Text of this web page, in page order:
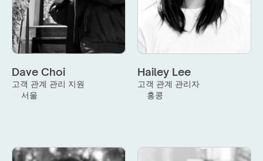
Dave Choi
고객 관계 관리 지원
서울
Hailey Lee
고객 관계 관리자
홍콩